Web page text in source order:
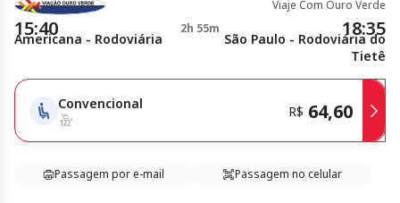
Viaje Com Ouro Verde
15:40 2h 55m 18:35
Americana - Rodoviária
São Paulo - Rodoviária do
Tietê
Convencional R$ 64,60
Passagem por e-mail Passagem no celular